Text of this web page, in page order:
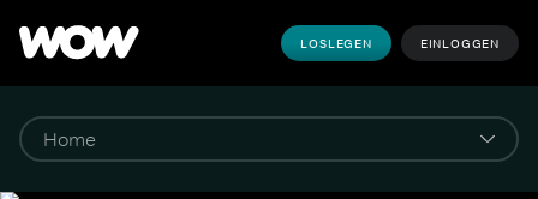
LOSLEGEN EINLOGGEN